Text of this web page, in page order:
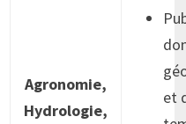
Agronomie,
Hydrologie,
et